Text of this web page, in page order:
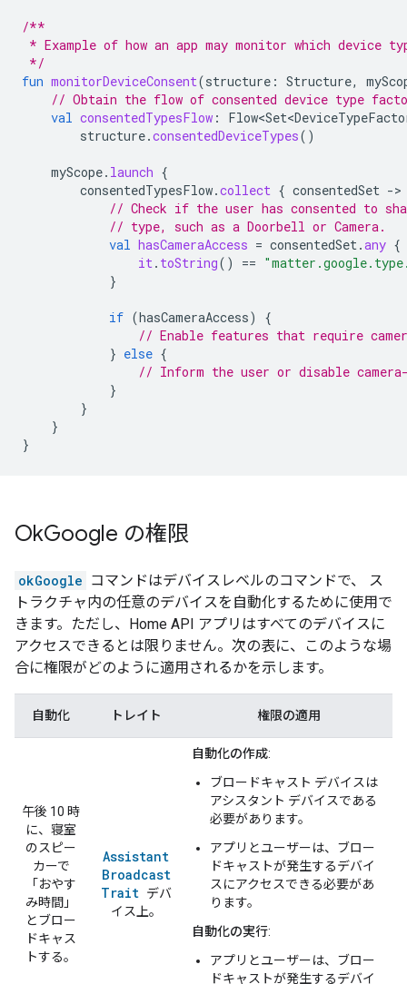
/**
* Example of how an app may monitor which device
*/
fun monitorDeviceConsent(structure : Structure,
// Obtain the flow of consented device type
val consentedTypesFlow :
structure.consentedDeviceTypes()
myScope. launch {
consentedTypesFlow.collect { consentedSet -
// Check if the user has consented to
// type, such as a Doorbell or Camera.
val hasCameraAccess = consentedSet.any {
it. toString() ==
}
if (hasCameraAccess)
{
// Enable features that require
} else {
// Inform the user or disable
}
}
}
}
OkGoogle の権限
okGoogle コマンドはデバイスレベルのコマンドで、 ス
トラクチャ内の任意のデバイスを自動化するために使用で
きます。ただし、Home API アプリはすべてのデバイスに
アクセスできるとは限りません。次の表に、このような場
合に権限がどのように適用されるかを示します。
自動化 トレイト 権限の適用
午後 10 時
に、寝室
のスピー
カーで
「おやす
み時間」
とブロー
ドキャス
トする。
Assistant
Broadcast
Trait デバ
イス上。
自動化の作成:
ブロードキャスト デバイスは
アシスタント デバイスである
必要があります。
アプリとユーザーは、ブロー
ドキャストが発生するデバイ
スにアクセスできる必要があ
ります。
自動化の実行:
アプリとユーザーは、ブロー
ドキャストが発生するデバイ